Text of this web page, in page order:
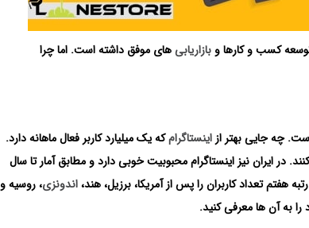
کسب و کارها و بازاریابیهای موفق داشته است. اما چرا
چه جایی بهتر از اینستاگرامکه یک میلیارد کاربر فعال ماهانه دارد.
هفتم تعداد کاربران را پس از آمریکا، برزیل، هند،اندونزی، روسیه و
به آن ها معرفی کنید.